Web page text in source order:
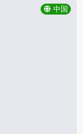
中国